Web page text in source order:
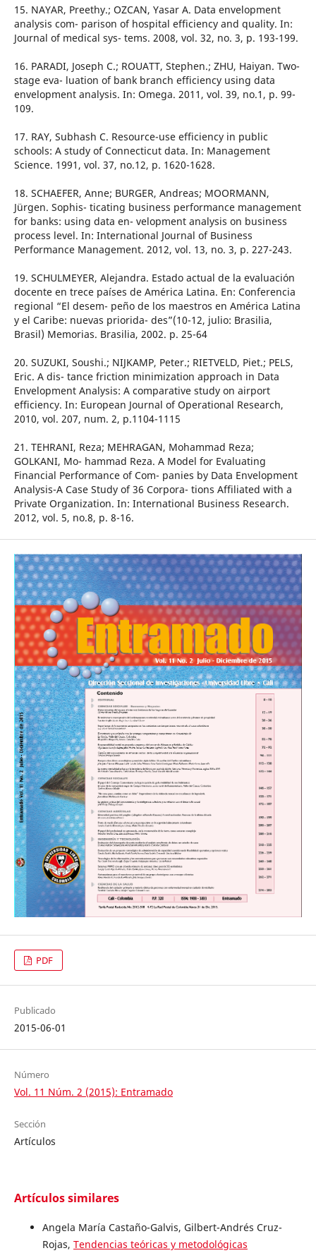
15. NAYAR, Preethy.; OZCAN, Yasar A. Data envelopment
analysis com- parison of hospital efficiency and quality. In:
Journal of medical sys- tems. 2008, vol. 32, no. 3, p. 193-199.
16. PARADI, Joseph C.; ROUATT, Stephen.; ZHU, Haiyan. Two-
stage eva- luation of bank branch efficiency using data
envelopment analysis. In: Omega. 2011, vol. 39, no.1, p. 99-
109.
17. RAY, Subhash C. Resource-use efficiency in public
schools: A study of Connecticut data. In: Management
Science. 1991, vol. 37, no.12, p. 1620-1628.
18. SCHAEFER, Anne; BURGER, Andreas; MOORMANN,
Jürgen. Sophis- ticating business performance management
for banks: using data en- velopment analysis on business
process level. In: International Journal of Business
Performance Management. 2012, vol. 13, no. 3, p. 227-243.
19. SCHULMEYER, Alejandra. Estado actual de la evaluación
docente en trece países de América Latina. En: Conferencia
regional “El desem- peño de los maestros en América Latina
y el Caribe: nuevas priorida- des”(10-12, julio: Brasilia,
Brasil) Memorias. Brasilia, 2002. p. 25-64
20. SUZUKI, Soushi.; NIJKAMP, Peter.; RIETVELD, Piet.; PELS,
Eric. A dis- tance friction minimization approach in Data
Envelopment Analysis: A comparative study on airport
efficiency. In: European Journal of Operational Research,
2010, vol. 207, num. 2, p.1104-1115
21. TEHRANI, Reza; MEHRAGAN, Mohammad Reza;
GOLKANI, Mo- hammad Reza. A Model for Evaluating
Financial Performance of Com- panies by Data Envelopment
Analysis-A Case Study of 36 Corpora- tions Affiliated with a
Private Organization. In: International Business Research.
2012, vol. 5, no.8, p. 8-16.
PDF
Publicado
2015-06-01
Número
Vol. 11 Núm. 2 (2015): Entramado
Sección
Artículos
Artículos similares
Angela María Castaño-Galvis, Gilbert-Andrés Cruz-
Rojas, Tendencias teóricas y metodológicas